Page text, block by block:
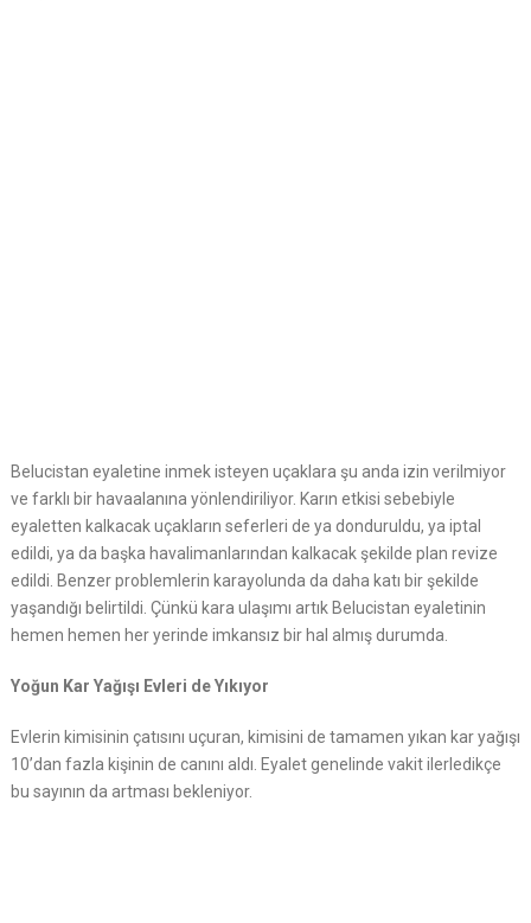
Belucistan eyaletine inmek isteyen uçaklara şu anda izin verilmiyor
ve farklı bir havaalanına yönlendiriliyor. Karın etkisi sebebiyle
eyaletten kalkacak uçakların seferleri de ya donduruldu, ya iptal
edildi, ya da başka havalimanlarından kalkacak şekilde plan revize
edildi. Benzer problemlerin karayolunda da daha katı bir şekilde
yaşandığı belirtildi. Çünkü kara ulaşımı artık Belucistan eyaletinin
hemen hemen her yerinde imkansız bir hal almış durumda.
Yoğun Kar Yağışı Evleri de Yıkıyor
Evlerin kimisinin çatısını uçuran, kimisini de tamamen yıkan kar yağışı
10’dan fazla kişinin de canını aldı. Eyalet genelinde vakit ilerledikçe
bu sayının da artması bekleniyor.